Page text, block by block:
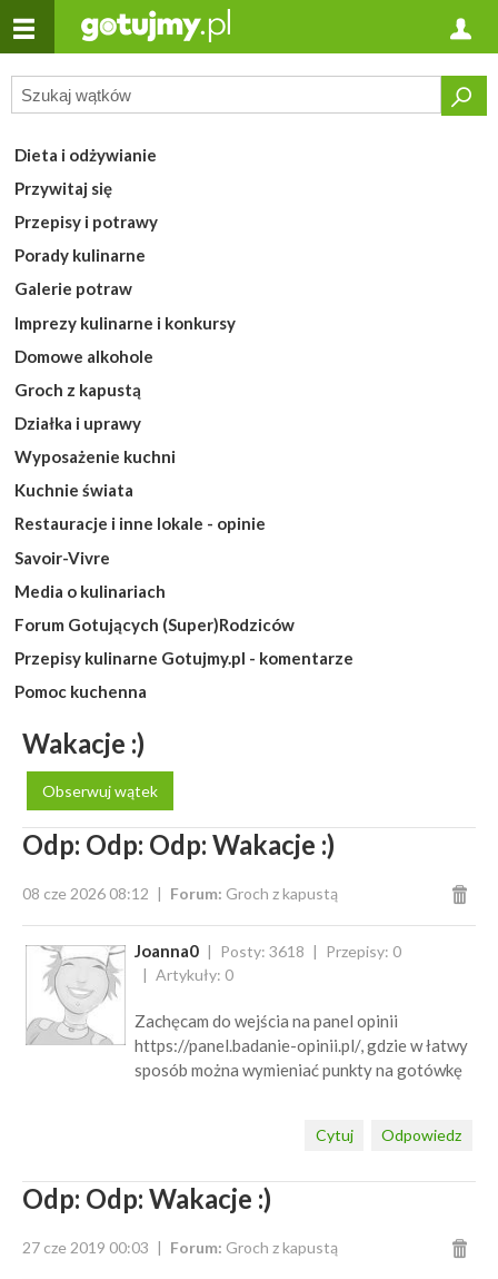
Dieta i odżywianie
Przywitaj się
Przepisy i potrawy
Porady kulinarne
Galerie potraw
Imprezy kulinarne i konkursy
Domowe alkohole
Groch z kapustą
Działka i uprawy
Wyposażenie kuchni
Kuchnie świata
Restauracje i inne lokale - opinie
Savoir-Vivre
Media o kulinariach
Forum Gotujących (Super)Rodziców
Przepisy kulinarne Gotujmy.pl - komentarze
Pomoc kuchenna
Wakacje :)
Obserwuj wątek
Odp: Odp: Odp: Wakacje :)
08 cze 2026 08:12 Forum: Groch z kapustą
Joanna0 Posty: 3618
Przepisy: 0
Artykuły: 0
Zachęcam do wejścia na panel opinii
https://panel.badanie-opinii.pl/, gdzie w łatwy
sposób można wymieniać punkty na gotówkę
Odpowiedz
Cytuj
Odp: Odp: Wakacje :)
27 cze 2019 00:03 Forum: Groch z kapustą